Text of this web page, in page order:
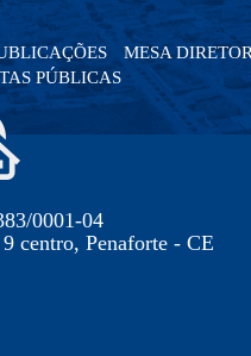
MESA
PÚBLICAS
0001-04
centro, Penaforte - CE